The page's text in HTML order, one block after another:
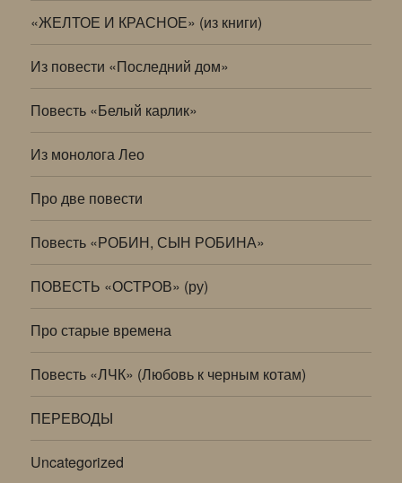
«ЖЕЛТОЕ И КРАСНОЕ» (из книги)
Из повести «Последний дом»
Повесть «Белый карлик»
Из монолога Лео
Про две повести
Повесть «РОБИН, СЫН РОБИНА»
ПОВЕСТЬ «ОСТРОВ» (ру)
Про старые времена
Повесть «ЛЧК» (Любовь к черным котам)
ПЕРЕВОДЫ
Uncategorized